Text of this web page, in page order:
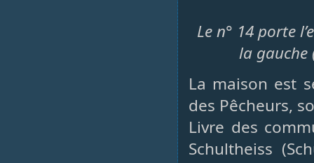
Le n° 14 porte
la gauche
La maison est
des Pêcheurs,
Livre des
Schultheiss